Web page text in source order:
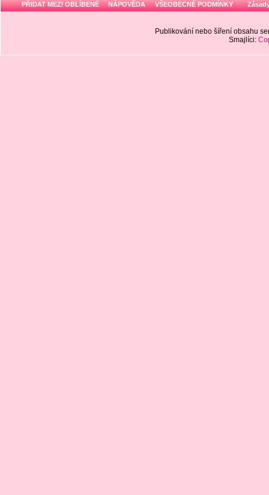
PŘIDAT MEZI OBLÍBENÉ NÁPOVĚDA VŠEOBECNÉ PODMÍNKY
Publikování nebo šíření obsahu
Smajlíci: